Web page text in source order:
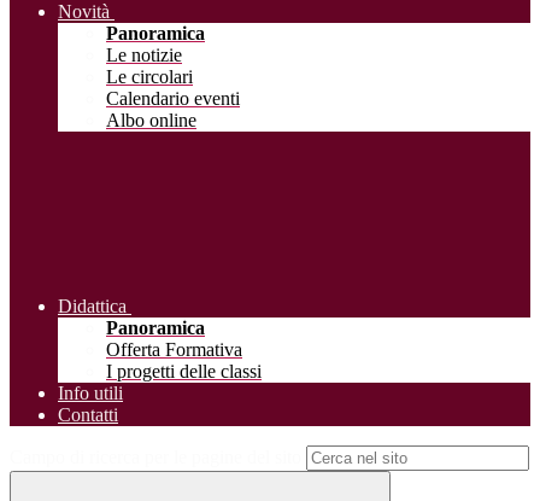
Novità
Panoramica
Le notizie
Le circolari
Calendario eventi
Albo online
Didattica
Panoramica
Offerta Formativa
I progetti delle classi
Info utili
Contatti